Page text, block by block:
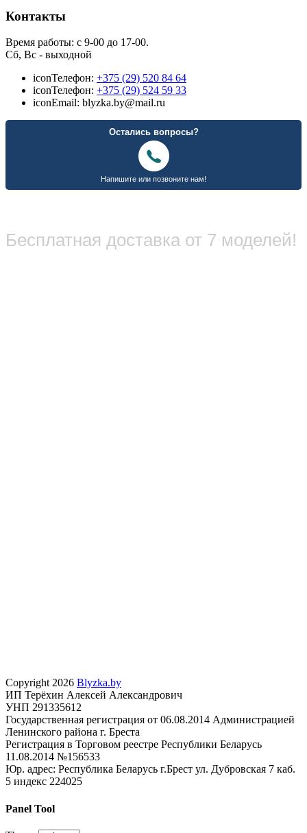
Контакты
Время работы: с 9-00 до 17-00.
Сб, Вс - выходной
iconТелефон: +375 (29) 520 84 64
iconТелефон: +375 (29) 524 59 33
iconEmail: blyzka.by@mail.ru
Бесплатная доставка от 7 моделей!
Copyright 2026 Blyzka.by
ИП Терёхин Алексей Александрович
УНП 291335612
Государственная регистрация от 06.08.2014 Администрацией
Ленинского района г. Бреста
Регистрация в Торговом реестре Республики Беларусь
11.08.2014 №156533
Юр. адрес: Республика Беларусь г.Брест ул. Дубровская 7 каб.
5 индекс 224025
Panel Tool